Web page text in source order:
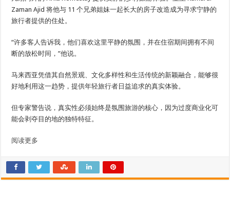
Zaman Ajid 将他与 11 个兄弟姐妹一起长大的房子改造成为寻求宁静的
旅行者提供的住处。
“许多客人告诉我，他们喜欢这里平静的氛围，并在住宿期间拥有不间
断的放松时间，”他说。
马来西亚凭借其自然景观、文化多样性和生活传统的新颖融合，能够很
好地利用这一趋势，提供年轻旅行者日益追求的真实体验。
但专家警告说，真实性必须始终是氛围旅游的核心，因为过度商业化可
能会剥夺目的地的独特特征。
阅读更多